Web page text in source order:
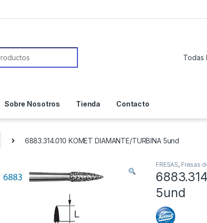
Sobre Nosotros Tienda Contacto
6883.314.010 KOMET DIAMANTE/TURBINA 5und
FRESAS, Fresas
5und